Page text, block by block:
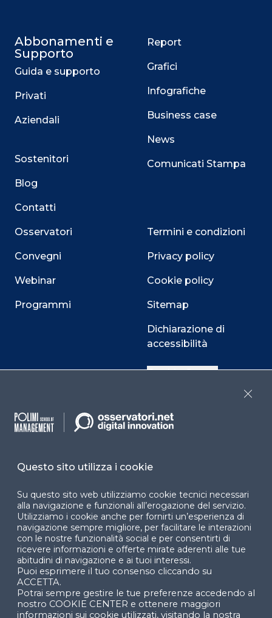
Abbonamenti e
Supporto
Guida e supporto
Privati
Aziendali
Sostenitori
Blog
Contatti
Osservatori
Convegni
Webinar
Programmi
Report
Grafici
Infografiche
Business case
News
Comunicati Stampa
Termini e condizioni
Privacy policy
Cookie policy
Sitemap
Dichiarazione di
accessibilità
Cookie Center
Facebook LinkedIn
© 2024 Copyright © Politecnico di Milano Dipartimento
di Ingegneria Gestionale
Questo sito utilizza i cookie
Su questo sito web utilizziamo cookie tecnici necessari
alla navigazione e funzionali all’erogazione del servizio.
Utilizziamo i cookie anche per fornirti un’esperienza di
navigazione sempre migliore, per facilitare le interazioni
con le nostre funzionalità social e per consentirti di
ricevere informazioni e offerte mirate aderenti alle tue
abitudini di navigazione e ai tuoi interessi.
Puoi esprimere il tuo consenso cliccando su
ACCETTA.
Potrai sempre gestire le tue preferenze accedendo al
nostro COOKIE CENTER e ottenere maggiori
informazioni sui cookie utilizzati, visitando la nostra